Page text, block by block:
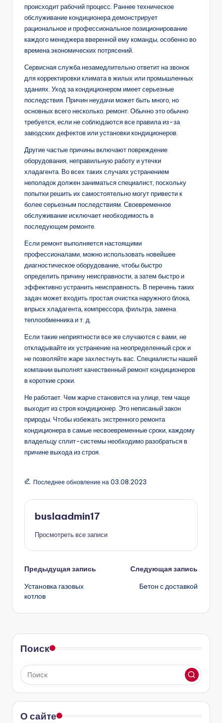
происходит рабочий процесс. Раннее техническое
обслуживание кондиционера демонстрирует
рациональное и профессиональное позиционирование
каждого менеджера вверенной ему команды, особенно во
времена экономических потрясений.
Сервисная служба незамедлительно ответит на звонок
для корректировки климата в жилых или промышленных
зданиях. Уход за кондиционером имеет серьезные
последствия. Причин неудачи может быть много, но
основных всего несколько. ремонт. Обычно это обычно
требуется, если не соблюдаются все правила из-за
заводских дефектов или установки кондиционеров.
Другие частые причины включают повреждение
оборудования, неправильную работу и утечки
хладагента. Во всех таких случаях устранением
неполадок должен заниматься специалист, поскольку
попытки решить их самостоятельно могут привести к
более серьезным последствиям. Своевременное
обслуживание исключает необходимость в
последующем ремонте.
Если ремонт выполняется настоящими
профессионалами, можно использовать новейшее
диагностическое оборудование, чтобы быстро
определить причину неисправности, а затем быстро и
эффективно устранить неисправность. В перечень таких
задач может входить простая очистка наружного блока,
впрыск хладагента, компрессора, фильтра, замена
теплообменника и т. д.
Если такие неприятности все же случаются с вами, не
откладывайте их устранение на неопределенный срок и
не позволяйте жаре захлестнуть вас. Специалисты нашей
компании выполнят качественный ремонт кондиционеров
в короткие сроки.
Не работает. Чем жарче становится на улице, тем чаще
выходит из строя кондиционер. Это неписаный закон
природы. Чтобы избежать экстренного ремонта
кондиционера в самые несвоевременные сроки, каждому
владельцу сплит-системы необходимо разобраться в
причине выхода из строя.
Последнее обновление на 03.08.2023
buslaadmin17
Просмотреть все записи
Навигация
записи
Предыдущая запись
Установка газовых
котлов
Следующая запись
Бетон с доставкой
Поиск
О сайте